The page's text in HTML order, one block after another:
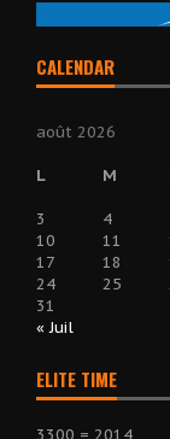
CALENDAR
août 2026
L M
3
4
10
11
17
18
24
25
31
« Juil
ELITE TIME